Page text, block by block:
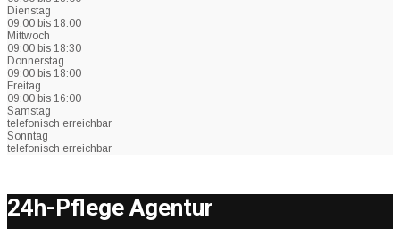
Dienstag
09:00 bis 18:00
Mittwoch
09:00 bis 18:30
Donnerstag
09:00 bis 18:00
Freitag
09:00 bis 16:00
Samstag
telefonisch erreichbar
Sonntag
telefonisch erreichbar
24h-Pflege Agentur